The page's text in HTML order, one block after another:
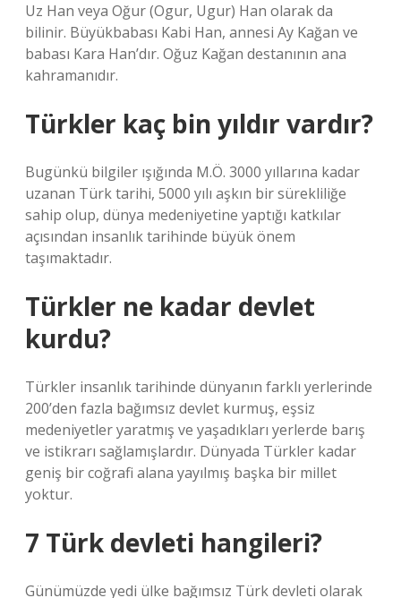
Uz Han veya Oğur (Ogur, Ugur) Han olarak da
bilinir. Büyükbabası Kabi Han, annesi Ay Kağan ve
babası Kara Han’dır. Oğuz Kağan destanının ana
kahramanıdır.
Türkler kaç bin yıldır vardır?
Bugünkü bilgiler ışığında M.Ö. 3000 yıllarına kadar
uzanan Türk tarihi, 5000 yılı aşkın bir sürekliliğe
sahip olup, dünya medeniyetine yaptığı katkılar
açısından insanlık tarihinde büyük önem
taşımaktadır.
Türkler ne kadar devlet
kurdu?
Türkler insanlık tarihinde dünyanın farklı yerlerinde
200’den fazla bağımsız devlet kurmuş, eşsiz
medeniyetler yaratmış ve yaşadıkları yerlerde barış
ve istikrarı sağlamışlardır. Dünyada Türkler kadar
geniş bir coğrafi alana yayılmış başka bir millet
yoktur.
7 Türk devleti hangileri?
Günümüzde yedi ülke bağımsız Türk devleti olarak